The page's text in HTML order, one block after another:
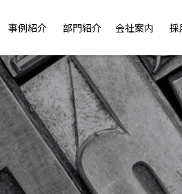
事例紹介 部門紹介 会社案内 採